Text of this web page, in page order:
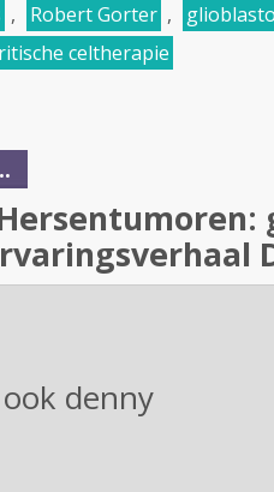
, Robert Gorter ,
celtherapie
denny